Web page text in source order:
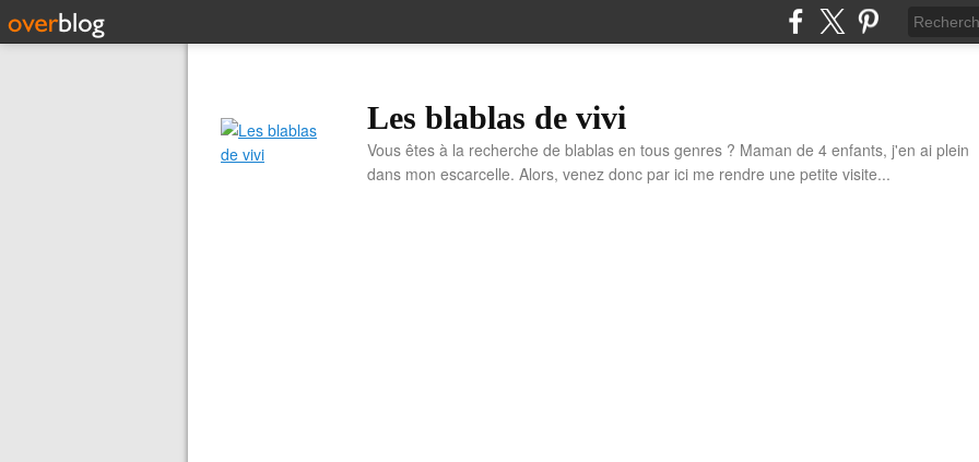
Les blablas de vivi
Vous êtes à la recherche de blablas en tous genres ? Maman de 4 enfants, j'en ai plein
dans mon escarcelle. Alors, venez donc par ici me rendre une petite visite...